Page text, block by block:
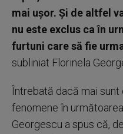
mai uşor. Şi de altfel
nu este exclus ca în
furtuni care să fie
subliniat Florinela
Întrebată dacă mai
fenomene în
Georgescu a spus că,